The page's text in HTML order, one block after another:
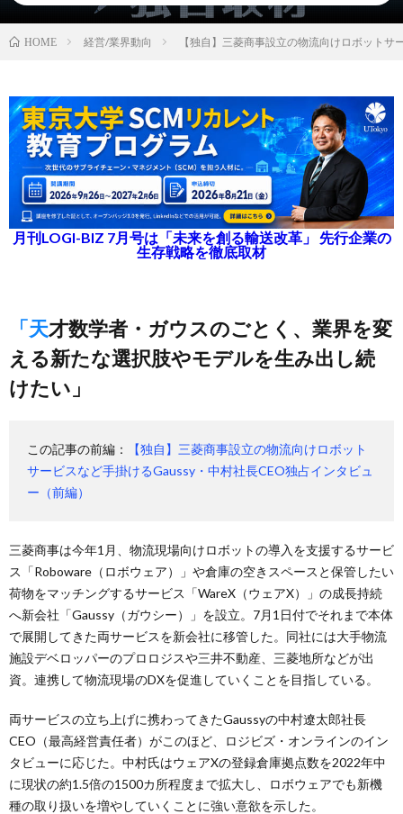
HOME 経営/業界動向 【独自】三菱商事設立の物流向けロボット
月刊LOGI-BIZ 7月号は「未来を創る輸送改革」 先行企業の
生存戦略を徹底取材
「天才数学者・ガウスのごとく、業界を変
える新たな選択肢やモデルを生み出し続
けたい」
この記事の前編：
【独自】三菱商事設立の物流向けロボット
サービスなど手掛けるGaussy・中村社長CEO独占インタビュ
ー（前編）
三菱商事は今年1月、物流現場向けロボットの導入を支援するサービ
ス「Roboware（ロボウェア）」や倉庫の空きスペースと保管したい
荷物をマッチングするサービス「WareX（ウェアX）」の成長持続
へ新会社「Gaussy（ガウシー）」を設立。7月1日付でそれまで本体
で展開してきた両サービスを新会社に移管した。同社には大手物流
施設デベロッパーのプロロジスや三井不動産、三菱地所などが出
資。連携して物流現場のDXを促進していくことを目指している。
両サービスの立ち上げに携わってきたGaussyの中村遼太郎社長
CEO（最高経営責任者）がこのほど、ロジビズ・オンラインのイン
タビューに応じた。中村氏はウェアXの登録倉庫拠点数を2022年中
に現状の約1.5倍の1500カ所程度まで拡大し、ロボウェアでも新機
種の取り扱いを増やしていくことに強い意欲を示した。